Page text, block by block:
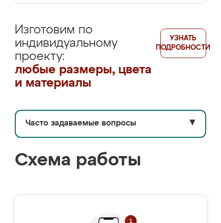
Изготовим по
индивидуальному
проекту:
любые размеры, цвета
и материалы
УЗНАТЬ
ПОДРОБНОСТИ
Часто задаваемые вопросы ▼
Схема работы